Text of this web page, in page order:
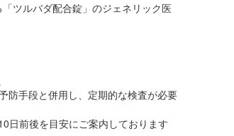
ツルバダ配合錠」のジェネリック医
防手段と併用し、定期的な検査が必要
日前後を目安にご案内しております